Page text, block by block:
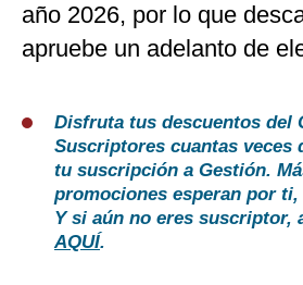
año 2026, por lo que
apruebe un adelanto de
Disfruta tus descuentos del
Suscriptores cuantas veces
tu suscripción a Gestión.
promociones esperan por
Y si aún no eres suscriptor,
AQUÍ.